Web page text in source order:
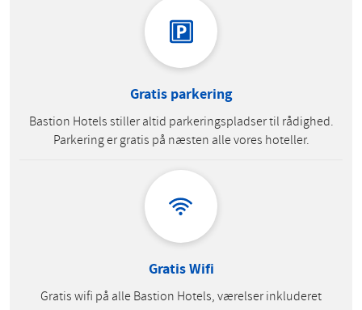
Gratis parkering
Bastion Hotels stiller altid parkeringspladser til rådighed.
Parkering er gratis på næsten alle vores hoteller.
Gratis Wifi
Gratis wifi på alle Bastion Hotels, værelser inkluderet